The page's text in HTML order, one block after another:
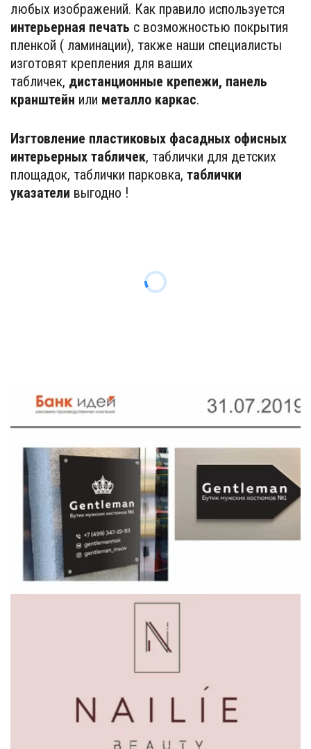
интерьерная печать с возможностью покрытия
пленкой ( ламинации), также наши специалисты
изготовят крепления для ваших
табличек, дистанционные крепежи, панель
кранштейн или металло каркас.
Изгтовление пластиковых фасадных офисных
интерьерных табличек, таблички для детских
площадок, таблички парковка, таблички
указатели выгодно !